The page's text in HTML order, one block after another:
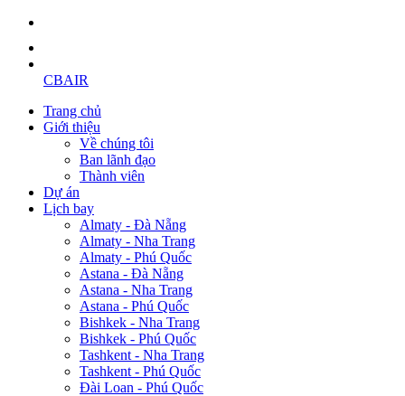
CBAIR
Trang chủ
Giới thiệu
Về chúng tôi
Ban lãnh đạo
Thành viên
Dự án
Lịch bay
Almaty - Đà Nẵng
Almaty - Nha Trang
Almaty - Phú Quốc
Astana - Đà Nẵng
Astana - Nha Trang
Astana - Phú Quốc
Bishkek - Nha Trang
Bishkek - Phú Quốc
Tashkent - Nha Trang
Tashkent - Phú Quốc
Đài Loan - Phú Quốc